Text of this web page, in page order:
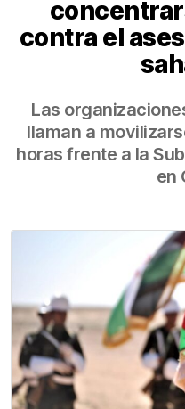
contra el
Las
llaman a
horas frente a la
en